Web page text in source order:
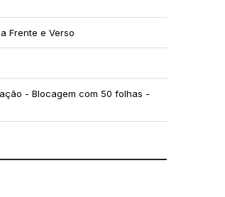
Frente e Verso
- Blocagem com 50 folhas -